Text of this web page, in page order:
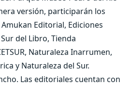
versión, participarán los
Editorial, Ediciones
del Libro, Tienda
Naturaleza Inarrumen,
y Naturaleza del Sur.
Las editoriales cuentan con